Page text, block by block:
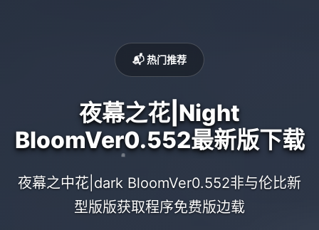
📬 热门推荐
夜幕之花|Night
BloomVer0.552最新版下载
夜幕之中花|dark BloomVer0.552非与伦比新
型版版获取程序免费版边载